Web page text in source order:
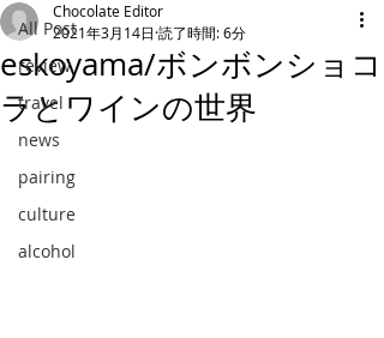
All Post
review
travel
news
pairing
culture
alcohol
eskoyama/ボンボンショコ
ラとワインの世界
Chocolate Editor
2021年3月14日 読了時間: 6分